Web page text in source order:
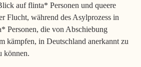
auf flinta* Personen und queere
Flucht, während des Asylprozess in
Personen, die von Abschiebung
kämpfen, in Deutschland anerkannt zu
können.